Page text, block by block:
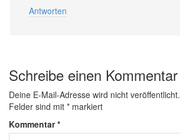
Antworten
Schreibe einen Kommentar
Deine E-Mail-Adresse wird nicht veröffentlicht.
Felder sind mit * markiert
Kommentar*